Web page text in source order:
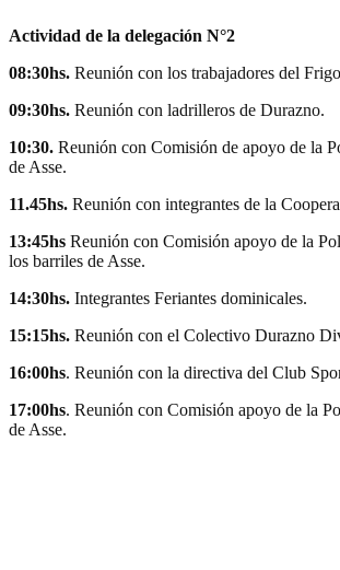
Actividad de la delegación N°2
08:30hs. Reunión con los trabajadores del
09:30hs. Reunión con ladrilleros de Durazno.
10:30. Reunión con Comisión de apoyo de la
de Asse.
11.45hs. Reunión con integrantes de la
13:45hs Reunión con Comisión apoyo de la
los barriles de Asse.
14:30hs. Integrantes Feriantes dominicales.
15:15hs. Reunión con el Colectivo Durazno
16:00hs. Reunión con la directiva del Club
17:00hs. Reunión con Comisión apoyo de la
de Asse.